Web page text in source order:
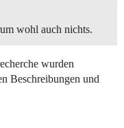
wohl auch nichts.
wurden
Beschreibungen und